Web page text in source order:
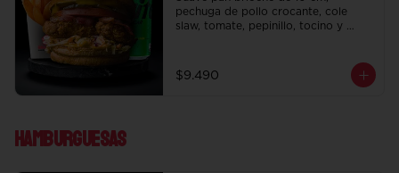
pechuga de pollo crocante, cole
slaw, tomate, pepinillo, tocino y
de la casa de regalo a elección y una
bebida de 350 cc a elección.
$9.490
Hamburguesas